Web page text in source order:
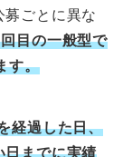
募ごとに異な
目の一般型で
す。
経過した日、
日までに実績